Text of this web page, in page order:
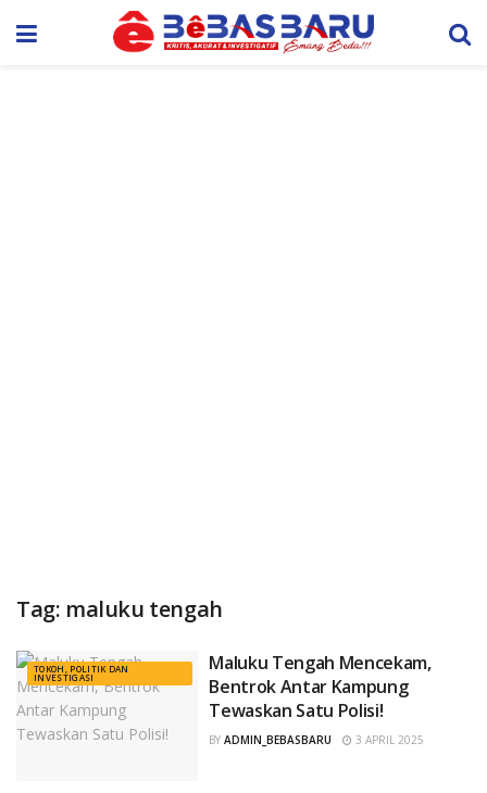
Tag: maluku tengah
TOKOH, POLITIK DAN
INVESTIGASI
Maluku Tengah Mencekam,
Bentrok Antar Kampung
Tewaskan Satu Polisi!
BY ADMIN_BEBASBARU 3 APRIL 2025